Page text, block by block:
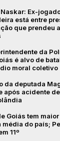
Ex-
está entre
que prendeu
da
é alvo de
moral coletivo
da deputada
após acidente
Goiás tem
média do país;
11º